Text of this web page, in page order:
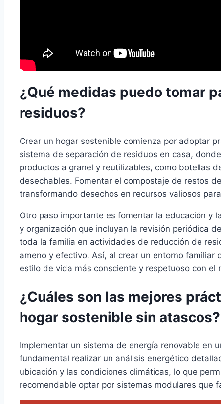
¿Qué medidas puedo tomar
residuos?
Crear un hogar sostenible comienza por adoptar
sistema de separación de residuos en casa,
productos a granel y reutilizables, como botellas
desechables. Fomentar el compostaje de restos
transformando desechos en recursos valiosos
Otro paso importante es fomentar la educación y
y organización que incluyan la revisión periódica
toda la familia en actividades de reducción de
ameno y efectivo. Así, al crear un entorno
estilo de vida más consciente y respetuoso con el
¿Cuáles son las mejores
hogar sostenible sin atascos?
Implementar un sistema de energía renovable en
fundamental realizar un análisis energético
ubicación y las condiciones climáticas, lo que
recomendable optar por sistemas modulares que